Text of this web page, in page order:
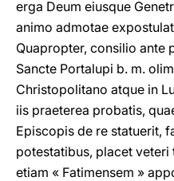
erga Deum eiusque
animo admotae
Quapropter, consilio ante
Sancte Portalupi b. m.
Christopolitano atque in
iis praeterea probatis,
Episcopis de re statuerit,
potestatibus, placet
etiam « Fatimensem »